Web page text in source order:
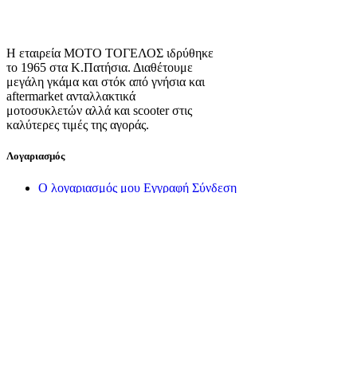
Η εταιρεία ΜΟΤΟ ΤΟΓΕΛΟΣ ιδρύθηκε
το 1965 στα Κ.Πατήσια. Διαθέτουμε
μεγάλη γκάμα και στόκ από γνήσια και
aftermarket ανταλλακτικά
μοτοσυκλετών αλλά και scooter στις
καλύτερες τιμές της αγοράς.
Λογαριασμός
Ο λογαριασμός μου Εγγραφή Σύνδεση